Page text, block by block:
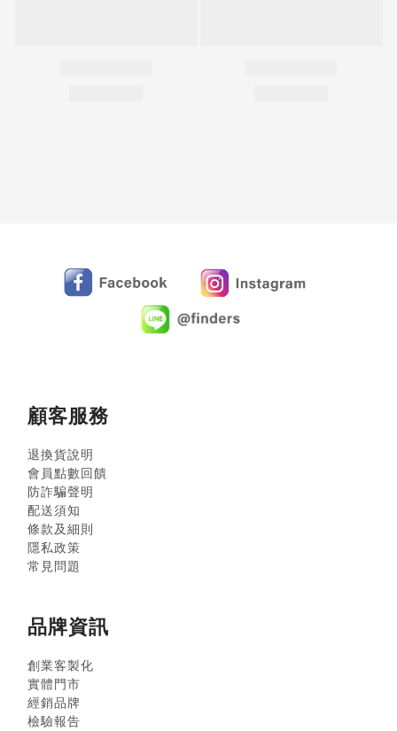
顧客服務
退換貨說明
會員點數回饋
防詐騙聲明
配送須知
條款及細則
隱私政策
常見問題
品牌資訊
創業客製化
實體門市
經銷品牌
檢驗報告